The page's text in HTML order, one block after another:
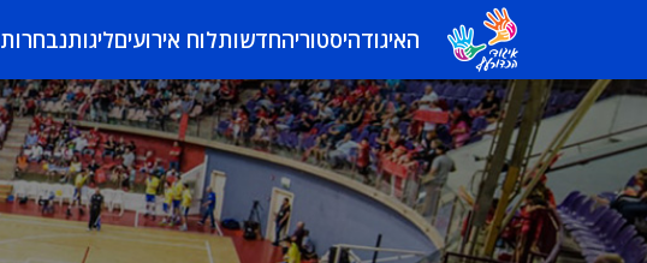
האיגודהיסטוריהחדשותלוח אירועיםליגותנבחרות